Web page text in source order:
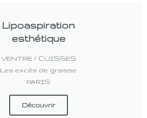
Lipoaspiration
esthétique
VENTRE / CUISSES
Les excès de graisse
PARIS
Découvrir